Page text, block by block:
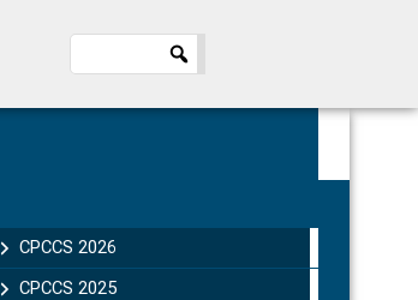
Sidebar
CPCCS 2026
CPCCS 2025